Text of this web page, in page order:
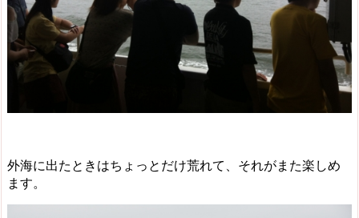
外海に出たときはちょっとだけ荒れて、それがまた楽しめ
ます。